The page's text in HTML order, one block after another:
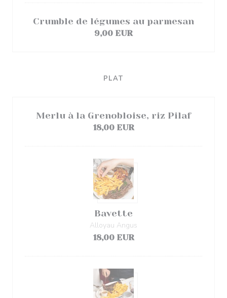
Crumble de légumes au parmesan
9,00 EUR
PLAT
Merlu à la Grenobloise, riz Pilaf
18,00 EUR
Bavette
Alloyau Angus
18,00 EUR